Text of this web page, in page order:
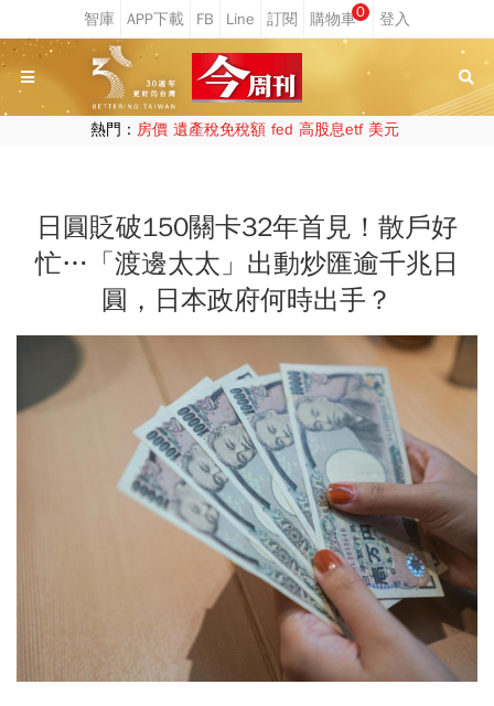
0
熱門： 房價 遺產稅免稅額 fed 高股息etf 美元
日圓貶破150關卡32年首見！散戶好
忙…「渡邊太太」出動炒匯逾千兆日
圓，日本政府何時出手？